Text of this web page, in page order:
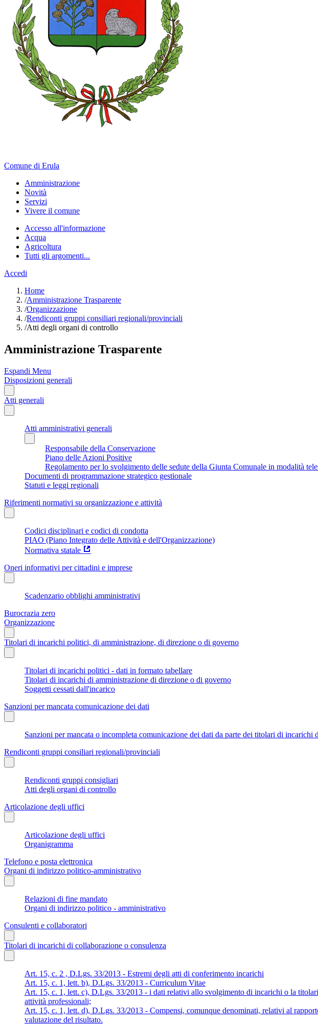
Comune di Erula
Amministrazione
Novità
Servizi
Vivere il comune
Accesso all'informazione
Acqua
Agricoltura
Tutti gli argomenti...
Accedi
Home
/Amministrazione Trasparente
/Organizzazione
/Rendiconti gruppi consiliari regionali/provinciali
/Atti degli organi di controllo
Amministrazione Trasparente
Espandi Menu
Disposizioni generali
Atti generali
Atti amministrativi generali
Responsabile della Conservazione
Piano delle Azioni Positive
Regolamento per lo svolgimento delle sedute della Giunta Comunale in modalità
Documenti di programmazione strategico gestionale
Statuti e leggi regionali
Riferimenti normativi su organizzazione e attività
Codici disciplinari e codici di condotta
PIAO (Piano Integrato delle Attività e dell'Organizzazione)
Normativa statale
Oneri informativi per cittadini e imprese
Scadenzario obblighi amministrativi
Burocrazia zero
Organizzazione
Titolari di incarichi politici, di amministrazione, di direzione o di governo
Titolari di incarichi politici - dati in formato tabellare
Titolari di incarichi di amministrazione di direzione o di governo
Soggetti cessati dall'incarico
Sanzioni per mancata comunicazione dei dati
Sanzioni per mancata o incompleta comunicazione dei dati da parte dei titolari di incarichi
Rendiconti gruppi consiliari regionali/provinciali
Rendiconti gruppi consigliari
Atti degli organi di controllo
Articolazione degli uffici
Articolazione degli uffici
Organigramma
Telefono e posta elettronica
Organi di indirizzo politico-amministrativo
Relazioni di fine mandato
Organi di indirizzo politico - amministrativo
Consulenti e collaboratori
Titolari di incarichi di collaborazione o consulenza
Art. 15, c. 2 , D.Lgs. 33/2013 - Estremi degli atti di conferimento incarichi
Art. 15, c. 1, lett. b), D.Lgs. 33/2013 - Curriculum Vitae
Art. 15, c. 1, lett. c), D.Lgs. 33/2013 - i dati relativi allo svolgimento di incarichi o la
attività professionali;
Art. 15, c. 1, lett. d), D.Lgs. 33/2013 - Compensi, comunque denominati, relativi al
valutazione del risultato.